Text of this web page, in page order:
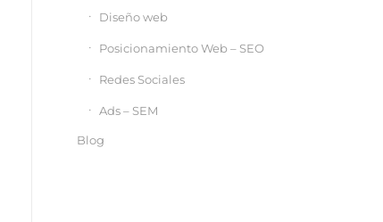
Diseño web
Posicionamiento Web – SEO
Redes Sociales
Ads – SEM
Blog